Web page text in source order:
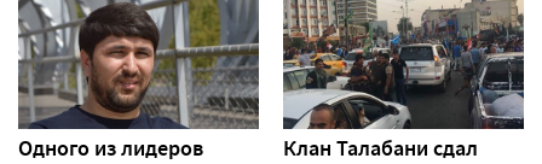
Одного из лидеров
Клан Талабани сдал